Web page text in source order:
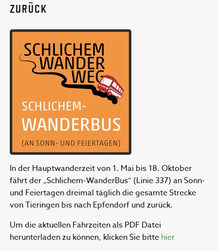
ZURÜCK
In der Hauptwanderzeit von 1. Mai bis 18. Oktober
fährt der „Schlichem-WanderBus“ (Linie 337) an Sonn-
und Feiertagen dreimal täglich die gesamte Strecke
von Tieringen bis nach Epfendorf und zurück.
Um die aktuellen Fahrzeiten als PDF Datei
herunterladen zu können, klicken Sie bitte hier